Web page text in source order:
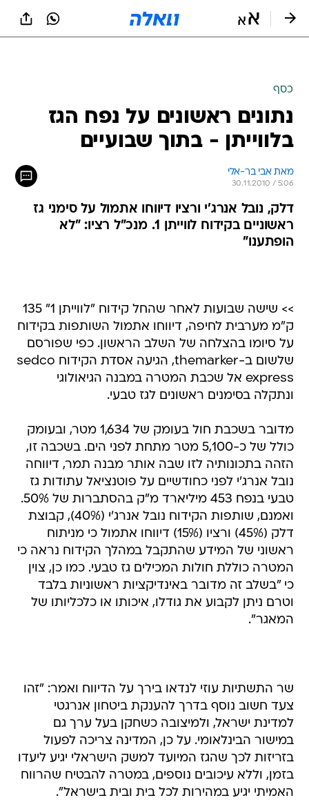
כסף
נתונים ראשונים על נפח הגז
בלווייתן - בתוך שבועיים
מאת אבי בר-אלי
30.11.2010 / 5:06
דלק, נובל אנרג'י ורציו דיווחו אתמול על סימני גז
ראשוניים בקידוח לווייתן 1. מנכ"ל רציו: "לא
הופתענו"
>> שישה שבועות לאחר שהחל קידוח "לווייתן 1" 135
ק"מ מערבית לחיפה, דיווחו אתמול השותפות בקידוח
על סיומו בהצלחה של השלב הראשון. כפי שפורסם
שלשום ב-themarker, הגיעה אסדת הקידוח sedco
express אל שכבת המטרה במבנה הגיאולוגי
ונתקלה בסימנים ראשונים לגז טבעי.
מדובר בשכבת חול בעומק של 1,634 מטר, ובעומק
כולל של כ-5,100 מטר מתחת לפני הים. בשכבה זו,
הזהה בתכונותיה לזו שבה אותר מבנה תמר, דיווחה
נובל אנרג'י לפני כחודשיים על פוטנציאל עתודות גז
טבעי בנפח 453 מיליארד מ"ק בהסתברות של 50%.
ואמנם, שותפות הקידוח נובל אנרג'י (40%), קבוצת
דלק (45%) ורציו (15%) דיווחו אתמול כי מניתוח
ראשוני של המידע שהתקבל במהלך הקידוח נראה כי
המטרה כוללת חולות המכילים גז טבעי. כמו כן, צוין
כי "בשלב זה מדובר באינדיקציות ראשוניות בלבד
וטרם ניתן לקבוע את גודלו, איכותו או כלכליותו של
המאגר".
שר התשתיות עוזי לנדאו בירך על הדיווח ואמר: "זהו
צעד חשוב נוסף בדרך להענקת ביטחון אנרגטי
למדינת ישראל, ולמיצובה כשחקן בעל ערך גם
במישור הבינלאומי. על כן, המדינה צריכה לפעול
בזריזות לכך שהגז המיועד למשק הישראלי יגיע ליעדו
בזמן, וללא עיכובים נוספים, במטרה להבטיח שהרווח
האמיתי יגיע במהירות לכל בית ובית בישראל".